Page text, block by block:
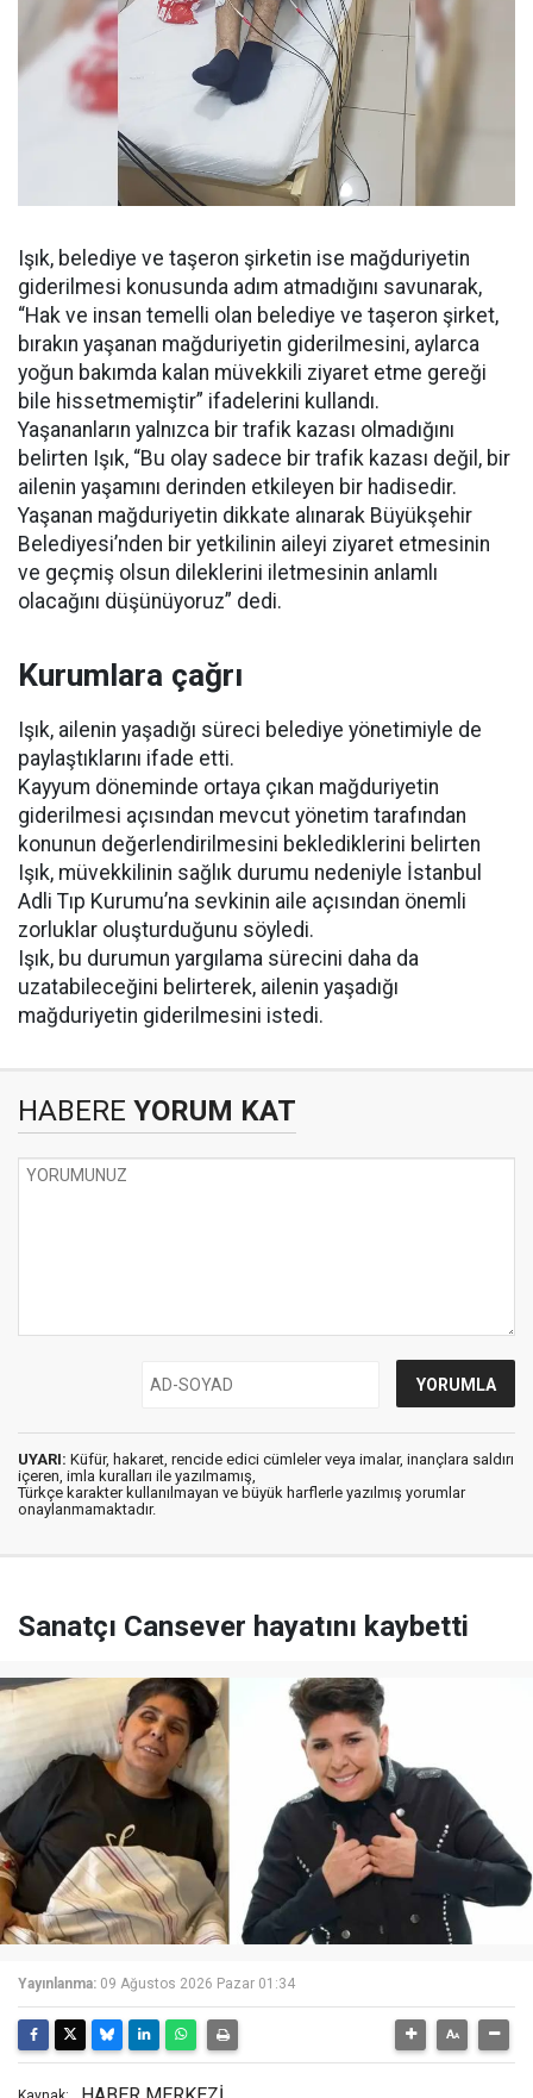
Işık, belediye ve taşeron şirketin ise mağduriyetin
giderilmesi konusunda adım atmadığını savunarak,
“Hak ve insan temelli olan belediye ve taşeron şirket,
bırakın yaşanan mağduriyetin giderilmesini, aylarca
yoğun bakımda kalan müvekkili ziyaret etme gereği
bile hissetmemiştir” ifadelerini kullandı.
Yaşananların yalnızca bir trafik kazası olmadığını
belirten Işık, “Bu olay sadece bir trafik kazası değil, bir
ailenin yaşamını derinden etkileyen bir hadisedir.
Yaşanan mağduriyetin dikkate alınarak Büyükşehir
Belediyesi’nden bir yetkilinin aileyi ziyaret etmesinin
ve geçmiş olsun dileklerini iletmesinin anlamlı
olacağını düşünüyoruz” dedi.
Kurumlara çağrı
Işık, ailenin yaşadığı süreci belediye yönetimiyle de
paylaştıklarını ifade etti.
Kayyum döneminde ortaya çıkan mağduriyetin
giderilmesi açısından mevcut yönetim tarafından
konunun değerlendirilmesini beklediklerini belirten
Işık, müvekkilinin sağlık durumu nedeniyle İstanbul
Adli Tıp Kurumu’na sevkinin aile açısından önemli
zorluklar oluşturduğunu söyledi.
Işık, bu durumun yargılama sürecini daha da
uzatabileceğini belirterek, ailenin yaşadığı
mağduriyetin giderilmesini istedi.
HABERE YORUM KAT
UYARI: Küfür, hakaret, rencide edici cümleler veya imalar, inançlara saldırı
içeren, imla kuralları ile yazılmamış,
Türkçe karakter kullanılmayan ve büyük harflerle yazılmış yorumlar
onaylanmamaktadır.
Sanatçı Cansever hayatını kaybetti
Yayınlanma: 09 Ağustos 2026 Pazar 01:34